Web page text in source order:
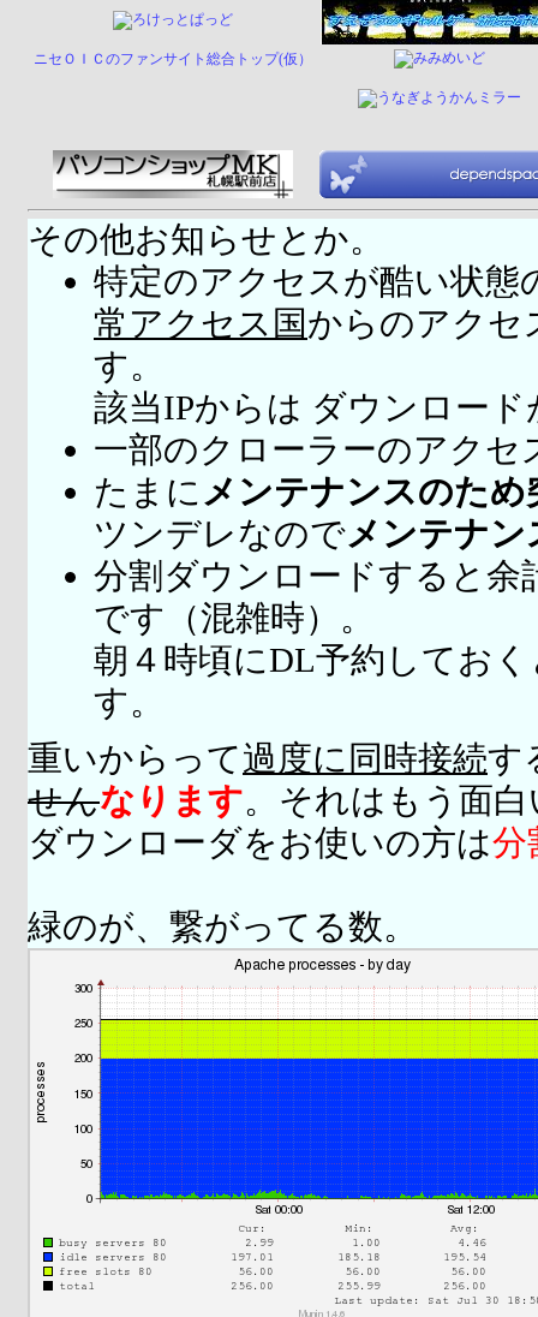
ニセＯＩＣのファンサイト総合トップ(仮）
その他お知らせとか。
特定のアクセスが酷い状態
常アクセス国からのアクセ
す。
該当IPからは ダウンロー
一部のクローラーのアクセ
たまに メンテナンスのため
ツンデレなのでメンテナ
分割ダウンロードすると余
です（混雑時）。
朝４時頃にDL予約してお
す。
重いからって過度に同時接続す
せんなります。それはもう面
ダウンローダをお使いの方は分
緑のが、繋がってる数。